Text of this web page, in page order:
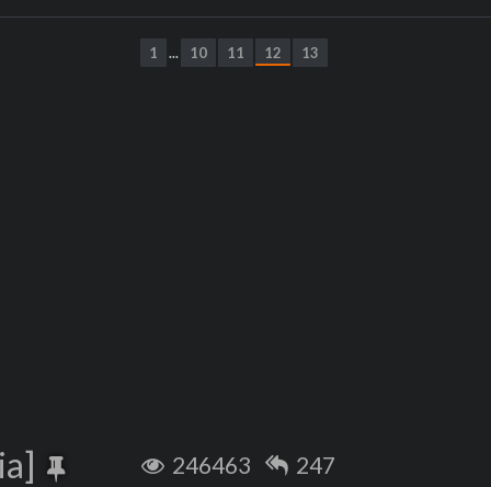
1 ... 10 11 12 13
246463 247